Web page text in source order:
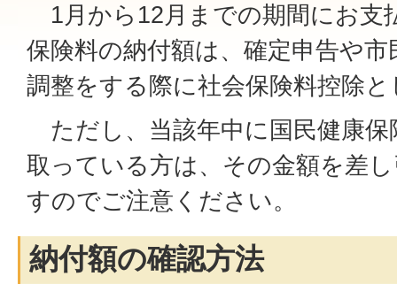
1月から12月までの期間にお支
保険料の納付額は、確定申告や
調整をする際に社会保険料控除
ただし、当該年中に国民健康保
取っている方は、その金額を差
すのでご注意ください。
納付額の確認方法